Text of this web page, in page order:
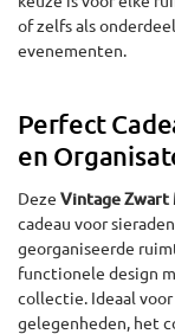
of zelfs als
evenementen.
Perfect
en
Deze Vintage Zwart
cadeau voor
georganiseerde
functionele design
collectie. Ideaal
gelegenheden, het